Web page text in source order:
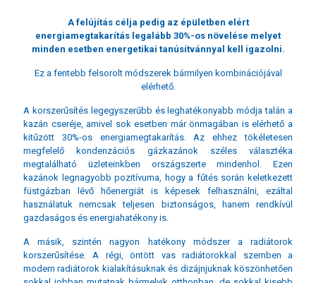
A felújítás célja pedig az épületben elért
energiamegtakarítás legalább 30%-os növelése melyet
minden esetben energetikai tanúsítvánnyal kell igazolni.
Ez a fentebb felsorolt módszerek bármilyen kombinációjával
elérhető.
A korszerűsítés legegyszerűbb és leghatékonyabb módja talán a
kazán cseréje, amivel sok esetben már önmagában is elérhető a
kitűzött 30%-os energiamegtakarítás. Az ehhez tökéletesen
megfelelő kondenzációs gázkazánok széles választéka
megtalálható üzleteinkben országszerte mindenhol. Ezen
kazánok legnagyobb pozitívuma, hogy a fűtés során keletkezett
füstgázban lévő hőenergiát is képesek felhasználni, ezáltal
használatuk nemcsak teljesen biztonságos, hanem rendkívül
gazdaságos és energiahatékony is.
A másik, szintén nagyon hatékony módszer a radiátorok
korszerűsítése. A régi, öntött vas radiátorokkal szemben a
modern radiátorok kialakításuknak és dizájnjuknak köszönhetően